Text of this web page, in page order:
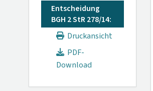
Entscheidung
BGH 2 StR 278/14:
Druckansicht
PDF-
Download